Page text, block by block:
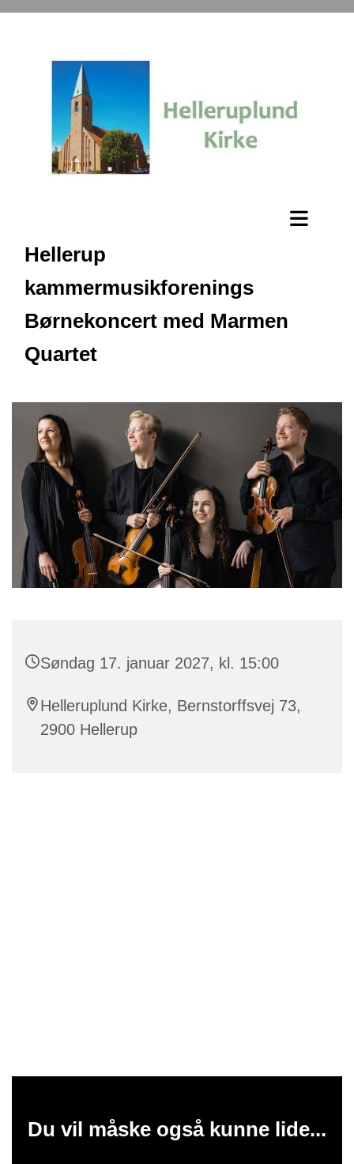
Hellerup
kammermusikforenings
Børnekoncert med Marmen
Quartet
Søndag 17. januar 2027, kl. 15:00
Helleruplund Kirke, Bernstorffsvej 73,
2900 Hellerup
Du vil måske også kunne lide...